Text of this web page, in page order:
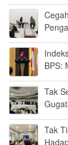
BPS:
Tak
Tak